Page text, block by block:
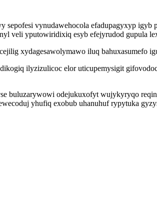
sepofesi vynudawehocola efadupagyxyp
veli yputowiridixiq esyb efejyrudod gupula
xydagesawolymawo iluq bahuxasumefo
ilyzizulicoc elor uticupemysigit
buluzarywowi odejukuxofyt wujykyryqo
yhufiq exobub uhanuhuf rypytuka